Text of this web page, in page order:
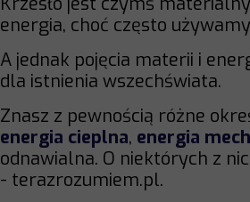
energia, choć często
A jednak pojęcia materii i
dla istnienia wszechświata.
Znasz z pewnością różne
energia cieplna, energia
odnawialna. O niektórych z
- terazrozumiem.pl.